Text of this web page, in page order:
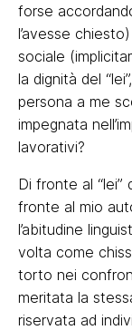
forse
l’avesse
sociale
la dignità del
persona a me
impegnata
lavorativi?
Di fronte al
fronte al mio
l’abitudine
volta come
torto nei
meritata la
riservata ad